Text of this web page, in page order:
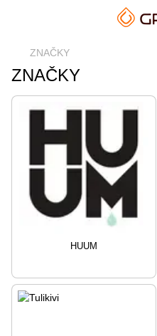
ZNAČKY
ZNAČKY
HUUM